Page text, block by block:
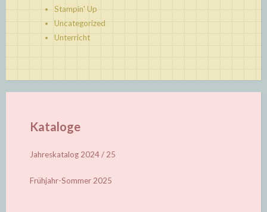
Stampin' Up
Uncategorized
Unterricht
Kataloge
Jahreskatalog 2024 / 25
Frühjahr-Sommer 2025